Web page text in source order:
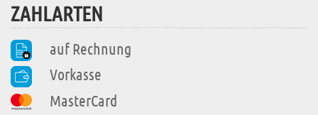
ZAHLARTEN
auf Rechnung
Vorkasse
MasterCard